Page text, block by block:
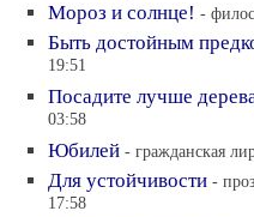
Мороз и солнце! -
Быть достойным
19:51
Посадите лучше
03:58
Юбилей - гражданская
Для устойчивости -
17:58